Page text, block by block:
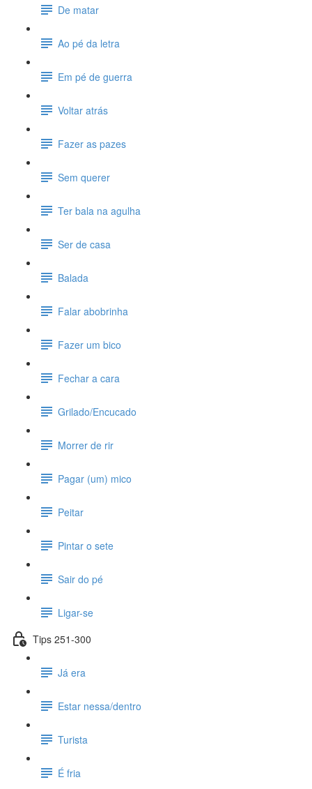
De matar
Ao pé da letra
Em pé de guerra
Voltar atrás
Fazer as pazes
Sem querer
Ter bala na agulha
Ser de casa
Balada
Falar abobrinha
Fazer um bico
Fechar a cara
Grilado/Encucado
Morrer de rir
Pagar (um) mico
Peitar
Pintar o sete
Sair do pé
Ligar-se
Tips 251-300
Já era
Estar nessa/dentro
Turista
É fria